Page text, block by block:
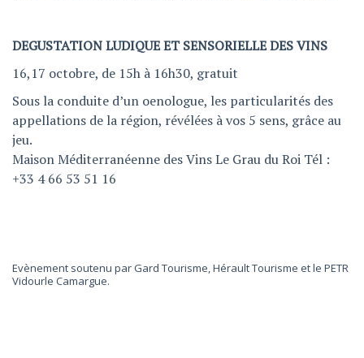
DEGUSTATION LUDIQUE ET SENSORIELLE DES VINS
16,17 octobre, de 15h à 16h30, gratuit
Sous la conduite d’un oenologue, les particularités des
appellations de la région, révélées à vos 5 sens, grâce au
jeu.
Maison Méditerranéenne des Vins Le Grau du Roi Tél :
+33 4 66 53 51 16
Evènement soutenu par Gard Tourisme, Hérault Tourisme et le PETR
Vidourle Camargue.